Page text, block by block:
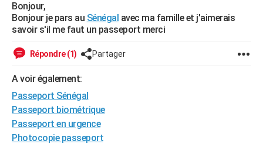
Essais
Réserver un essai
Citadines
Berlines
SUV
Forum auto
+HIGH-TECH
Mobiles
Meilleur smartphone
Internet
Ordinateurs
Jeux vidéo
Guide high-tech
+
Forum
Aménagement intérieur
Extérieur
Cuisine
Salle de bains
Jardinage
Rangement
WEEK-END
Guides de France
Escapades
Patrimoine
Expositions
Musées
Week-end nature
+LIFESTYLE
Art de vivre
Bien-être
Loisirs
Mode
Modes de vie
SANTE
Alimentation
Guide de la santé
Maladies
Médicaments
Sommeil
VOYAGE
Bonjour,
Bonjour je pars au Sénégal avec ma famille et j'aimerais
savoir s'il me faut un passeport merci
Répondre (1) Partager
A voir également:
Passeport Sénégal
Passeport biométrique
Passeport en urgence
Photocopie passeport